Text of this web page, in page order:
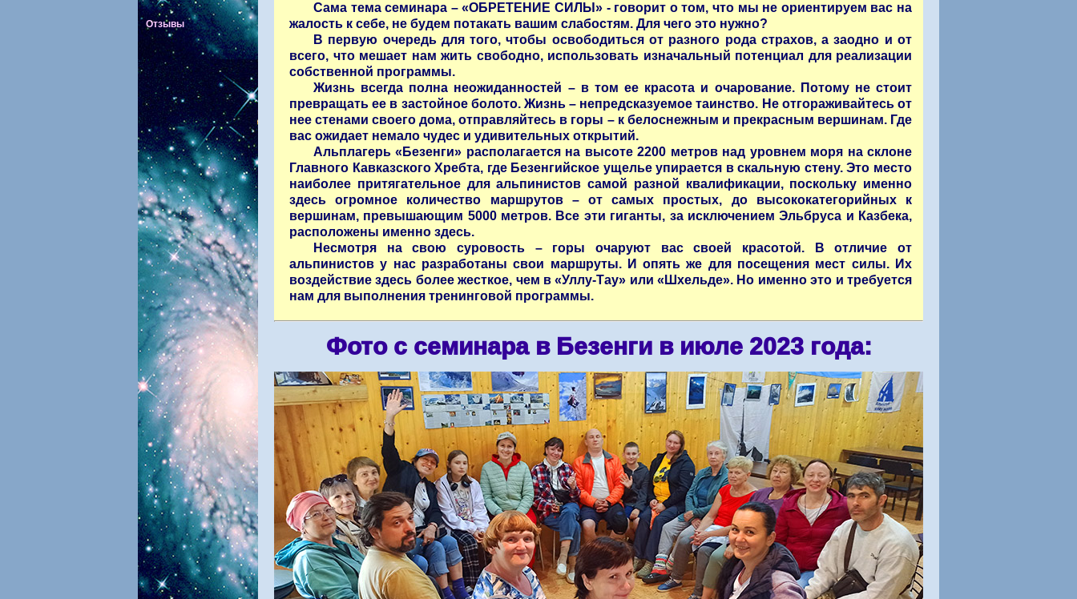
Отзывы
Сама тема семинара – «ОБРЕТЕНИЕ СИЛЫ» - говорит о том, что мы не ориентируем вас на
жалость к себе, не будем потакать вашим слабостям. Для чего это нужно?
В первую очередь для того, чтобы освободиться от разного рода страхов, а заодно и от
всего, что мешает нам жить свободно, использовать изначальный потенциал для реализации
собственной программы.
Жизнь всегда полна неожиданностей – в том ее красота и очарование. Потому не стоит
превращать ее в застойное болото. Жизнь – непредсказуемое таинство. Не отгораживайтесь от
нее стенами своего дома, отправляйтесь в горы – к белоснежным и прекрасным вершинам. Где
вас ожидает немало чудес и удивительных открытий.
Альплагерь «Безенги» располагается на высоте 2200 метров над уровнем моря на склоне
Главного Кавказского Хребта, где Безенгийское ущелье упирается в скальную стену. Это место
наиболее притягательное для альпинистов самой разной квалификации, поскольку именно
здесь огромное количество маршрутов – от самых простых, до высококатегорийных к
вершинам, превышающим 5000 метров. Все эти гиганты, за исключением Эльбруса и Казбека,
расположены именно здесь.
Несмотря на свою суровость – горы очаруют вас своей красотой. В отличие от
альпинистов у нас разработаны свои маршруты. И опять же для посещения мест силы. Их
воздействие здесь более жесткое, чем в «Уллу-Тау» или «Шхельде». Но именно это и требуется
нам для выполнения тренинговой программы.
Фото с семинара в Безенги в июле 2023 года: